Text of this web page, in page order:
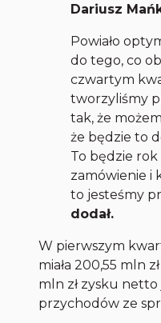
Dariusz
Powiało
do tego, co
czwartym
tworzyliśmy
tak, że
że będzie to
To będzie
zamówienie i
to jesteśmy
dodał.
W pierwszym
miała 200,55 mln
mln zł zysku netto
przychodów ze